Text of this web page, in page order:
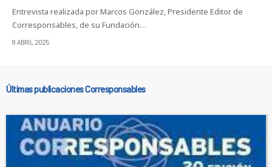
Entrevista realizada por Marcos González, Presidente Editor de
Corresponsables, de su Fundación…
8 ABRIL, 2025
Últimas publicaciones Corresponsables